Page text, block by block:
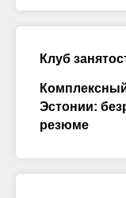
Клуб
Эстонии:
резюме